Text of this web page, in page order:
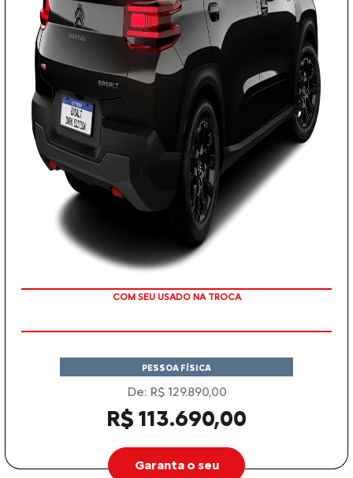
COM SEU USADO NA TROCA
PESSOA FÍSICA
De: R$ 129.890,00
R$ 113.690,00
Garanta o seu